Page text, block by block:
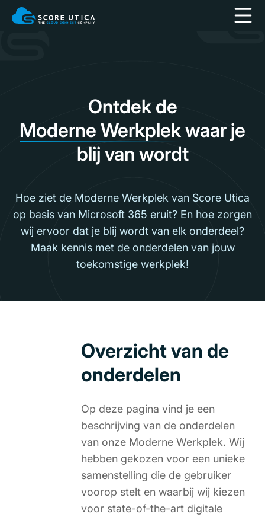
Ontdek de
Moderne Werkplekwaar je
blij van wordt
Hoe ziet de Moderne Werkplek van Score Utica
op basis van Microsoft 365 eruit? En hoe zorgen
wij ervoor dat je blij wordt van elk onderdeel?
Maak kennis met de onderdelen van jouw
toekomstige werkplek!
Overzicht van de
onderdelen
Op deze pagina vind je een
beschrijving van de onderdelen
van onze Moderne Werkplek. Wij
hebben gekozen voor een unieke
samenstelling die de gebruiker
voorop stelt en waarbij wij kiezen
voor state-of-the-art digitale